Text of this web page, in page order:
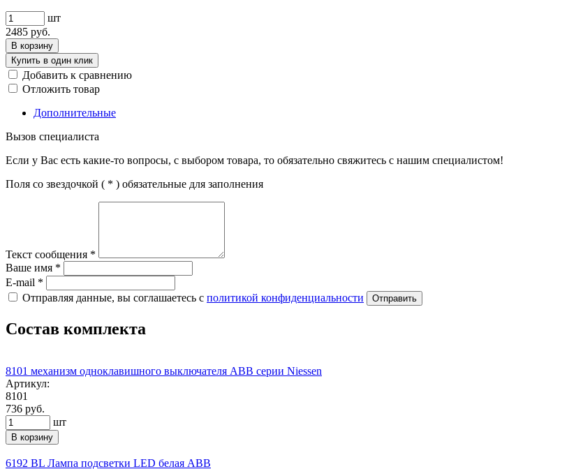
шт
2485 руб.
В корзину
Купить в один клик
Добавить к сравнению
Отложить товар
Дополнительные
Вызов специалиста
Если у Вас есть какие-то вопросы, с выбором товара, то обязательно свяжитесь с нашим специалистом!
Поля со звездочкой ( * ) обязательные для заполнения
Текст сообщения *
Ваше имя *
E-mail *
Отправляя данные, вы соглашаетесь с политикой конфиденциальности Отправить
Состав комплекта
8101 механизм одноклавишного выключателя ABB серии Niessen
Артикул:
8101
736 руб.
шт
В корзину
6192 BL Лампа подсветки LED белая ABB